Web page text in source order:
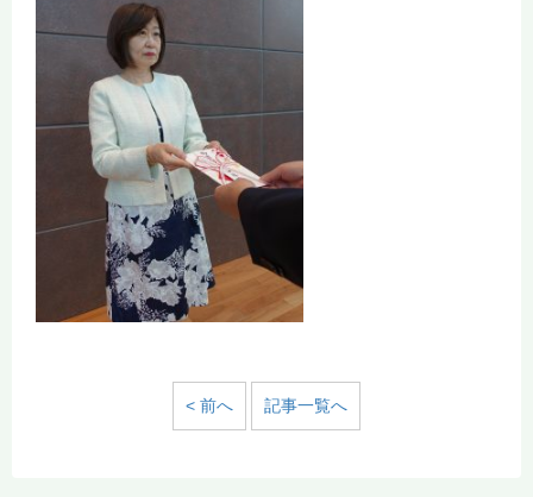
< 前へ 記事一覧へ